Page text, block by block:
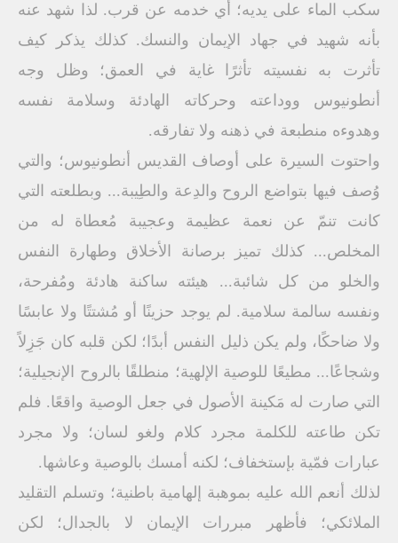
سكب الماء على يديه؛ أي خدمه عن قرب. لذا شهد عنه
بأنه شهيد في جهاد الإيمان والنسك. كذلك يذكر كيف
تأثرت به نفسيته تأثرًا غاية في العمق؛ وظل وجه
أنطونيوس ووداعته وحركاته الهادئة وسلامة نفسه
وهدوءه منطبعة في ذهنه ولا تفارقه.
واحتوت السيرة على أوصاف القديس أنطونيوس؛ والتي
وُصف فيها بتواضع الروح والدِعة والطِيبة... وبطلعته التي
كانت تنمّ عن نعمة عظيمة وعجيبة مُعطاة له من
المخلص... كذلك تميز برصانة الأخلاق وطهارة النفس
والخلو من كل شائبة... هيئته ساكنة هادئة ومُفرحة،
ونفسه سالمة سلامية. لم يوجد حزينًا أو مُشتتًا ولا عابسًا
ولا ضاحكًا، ولم يكن ذليل النفس أبدًا؛ لكن قلبه كان جَزِلاً
وشجاعًا... مطيعًا للوصية الإلهية؛ منطلقًا بالروح الإنجيلية؛
التي صارت له مَكينة الأصول في جعل الوصية واقعًا. فلم
تكن طاعته للكلمة مجرد كلام ولغو لسان؛ ولا مجرد
عبارات فمّية بإستخفاف؛ لكنه أمسك بالوصية وعاشها.
لذلك أنعم الله عليه بموهبة إلهامية باطنية؛ وتسلم التقليد
الملائكي؛ فأظهر مبررات الإيمان لا بالجدال؛ لكن